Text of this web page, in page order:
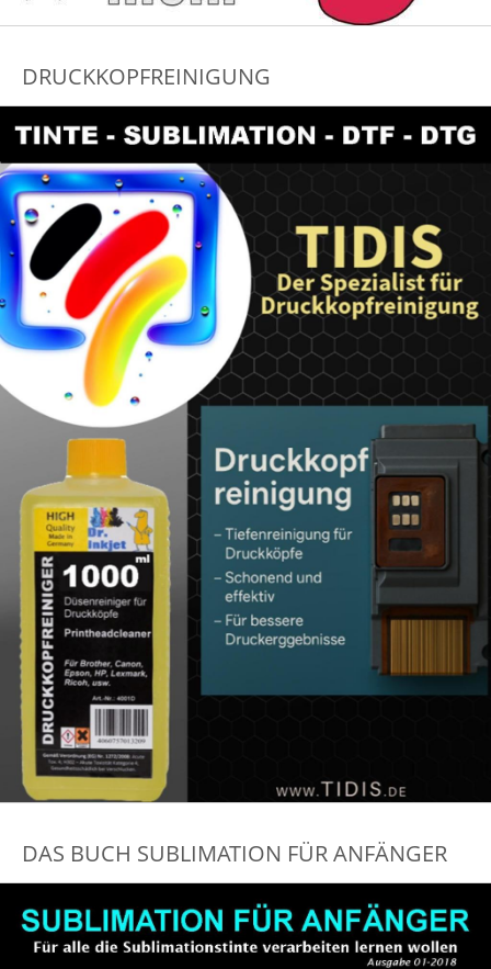
DRUCKKOPFREINIGUNG
DAS BUCH SUBLIMATION FÜR ANFÄNGER